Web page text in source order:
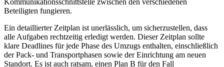
Kommunikationsschnittstelle zwischen den verschiedenen
Beteiligten fungieren.
Ein detaillierter Zeitplan ist unerlässlich, um sicherzustellen, dass
alle Aufgaben rechtzeitig erledigt werden. Dieser Zeitplan sollte
klare Deadlines für jede Phase des Umzugs enthalten, einschließlich
der Pack- und Transportphasen sowie der Einrichtung am neuen
Standort. Es ist auch ratsam, einen Plan B für den Fall